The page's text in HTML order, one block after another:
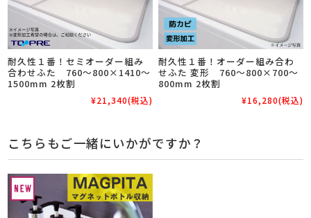
耐久性１番！セミオーダー組み
合わせふた 760～800×1410～
1500mm 2枚割
¥21,340(税込)
耐久性１番！オーダー組み合わ
せふた 変形 760～800×700～
800mm 2枚割
¥16,280(税込)
こちらもご一緒にいかがですか？